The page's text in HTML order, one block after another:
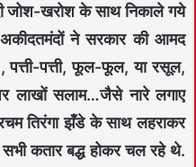
जोश-खरोश के साथ निकाले गये
ने सरकार की आमद
पत्ती-पत्ती, फूल-फूल, या रसूल,
लाखों सलाम…जैसे नारे लगाए
तिरंगा झँडे के साथ लहराकर
कतार बद्ध होकर चल रहे थे.